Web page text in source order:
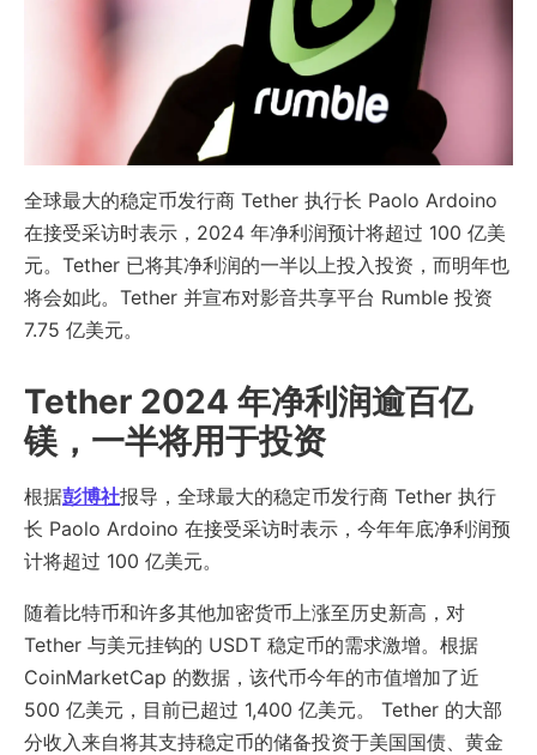
全球最大的稳定币发行商 Tether 执行长 Paolo Ardoino
在接受采访时表示，2024 年净利润预计将超过 100 亿美
元。Tether 已将其净利润的一半以上投入投资，而明年也
将会如此。Tether 并宣布对影音共享平台 Rumble 投资
7.75 亿美元。
Tether 2024 年净利润逾百亿
镁，一半将用于投资
根据彭博社报导，全球最大的稳定币发行商 Tether 执行
长 Paolo Ardoino 在接受采访时表示，今年年底净利润预
计将超过 100 亿美元。
随着比特币和许多其他加密货币上涨至历史新高，对
Tether 与美元挂钩的 USDT 稳定币的需求激增。根据
CoinMarketCap 的数据，该代币今年的市值增加了近
500 亿美元，目前已超过 1,400 亿美元。 Tether 的大部
分收入来自将其支持稳定币的储备投资于美国国债、黄金